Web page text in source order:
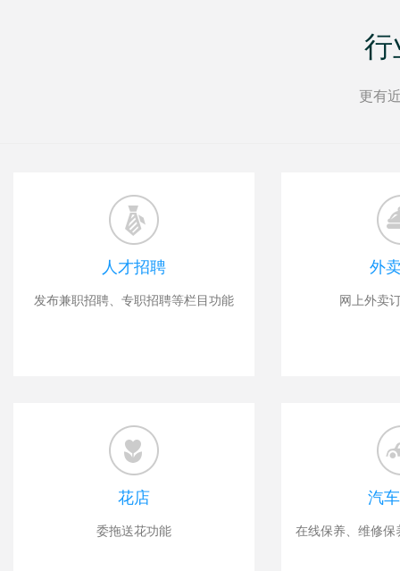
行
更有
人才招聘
发布兼职招聘、专职招聘等栏目功能
外
网上外卖
花店
委拖送花功能
汽
在线保养、维修保